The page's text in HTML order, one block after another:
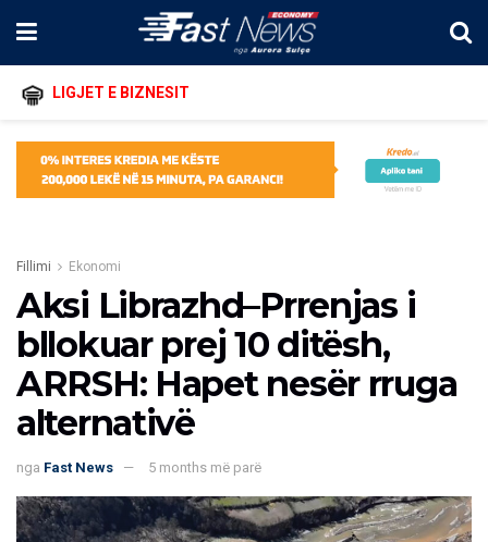
LIGJET E BIZNESIT
Fillimi Ekonomi
Aksi Librazhd–Prrenjas i
bllokuar prej 10 ditësh,
ARRSH: Hapet nesër rruga
alternativë
nga Fast News 5 months më parë